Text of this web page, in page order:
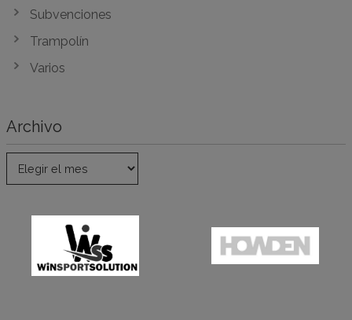
Subvenciones
Trampolín
Varios
Archivo